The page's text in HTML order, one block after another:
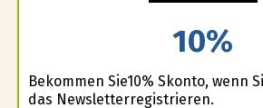
10%
Bekommen Sie10% Skonto, wenn
das Newsletterregistrieren.